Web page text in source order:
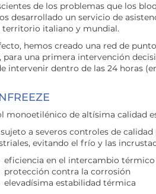
de los problemas que los
desarrollado un servicio de
territorio italiano y mundial.
hemos creado una red de
para una primera intervención
intervenir dentro de las 24 horas
monoetilénico de altísima calidad
a severos controles de
evitando el frío y las
eficiencia en el intercambio térmico
protección contra la corrosión
elevadísima estabilidad térmica